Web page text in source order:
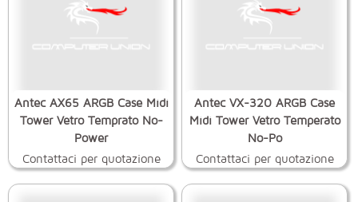
Antec AX65 ARGB Case Midi
Tower Vetro Temprato No-
Power
Contattaci per quotazione
Antec VX-320 ARGB Case
Midi Tower Vetro Temperato
No-Po
Contattaci per quotazione